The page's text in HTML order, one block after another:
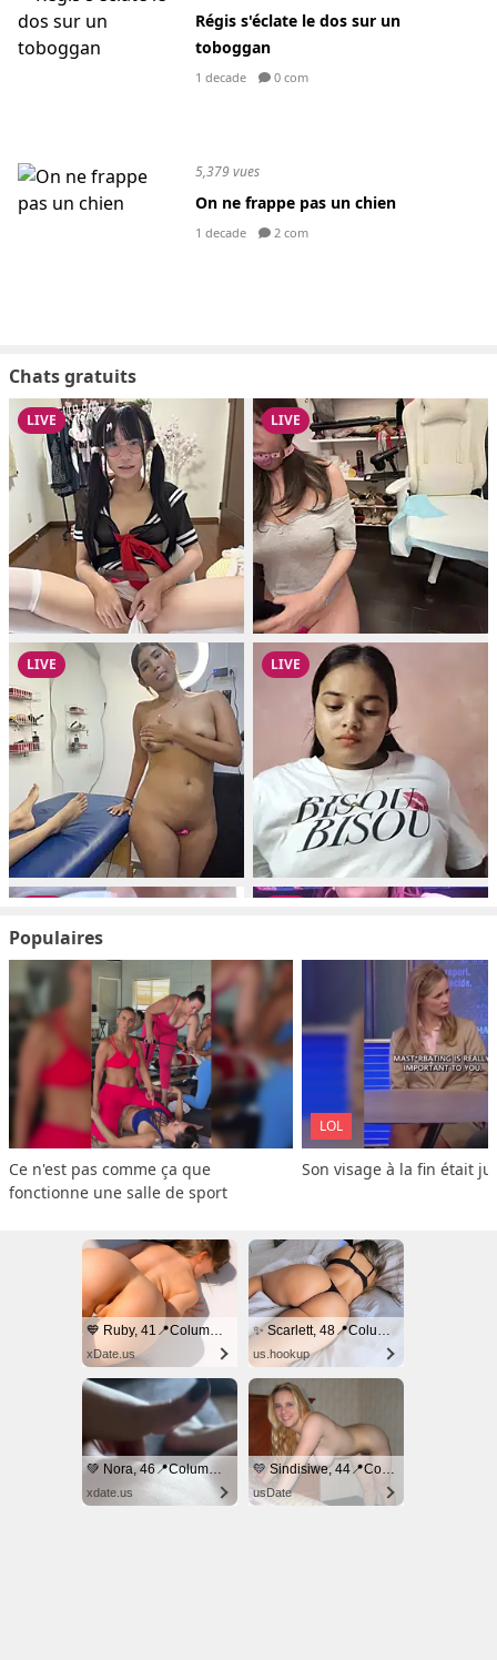
Régis s'éclate le dos sur un
toboggan
1 decade 0 com
5,379 vues
On ne frappe pas un chien
1 decade 2 com
Chats gratuits
Populaires
Ce n'est pas comme ça que
fonctionne une salle de sport
LOL
Son visage à la fin était